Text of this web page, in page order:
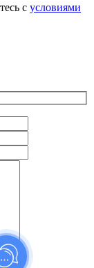
с условиями